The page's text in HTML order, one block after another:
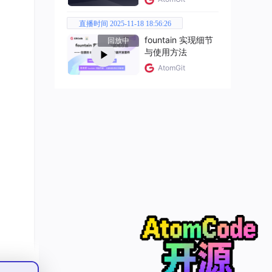
直播时间 2025-11-18 18:56:26
回放中
fountain 实现细节
与使用方法
AtomGit